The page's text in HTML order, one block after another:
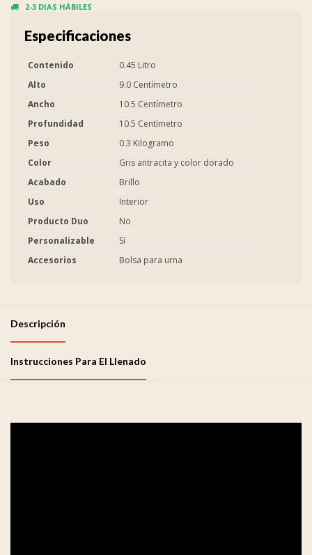
2-3 DIAS HÁBILES
Especificaciones
Contenido
0.45 Litro
Alto
9.0 Centímetro
Ancho
10.5 Centímetro
Profundidad
10.5 Centímetro
Peso
0.3 Kilogramo
Color
Gris antracita y color dorado
Acabado
Brillo
Uso
Interior
Producto Duo
No
Personalizable
Sí
Accesorios
Bolsa para urna
Descripción
Instrucciones Para El Llenado